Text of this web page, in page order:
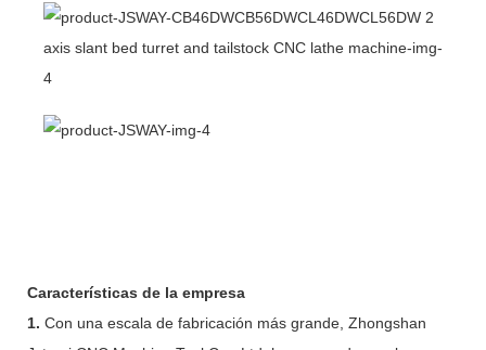
Características de la empresa
1. Con una escala de fabricación más grande, Zhongshan